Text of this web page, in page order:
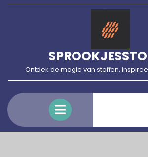
Skip
Ontdek de magie van stoffen,
Menu